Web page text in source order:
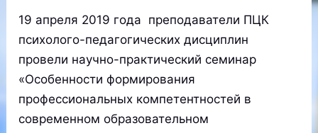
19 апреля 2019 года преподаватели ПЦК
психолого-педагогических дисциплин
провели научно-практический семинар
«Особенности формирования
профессиональных компетентностей в
современном образовательном